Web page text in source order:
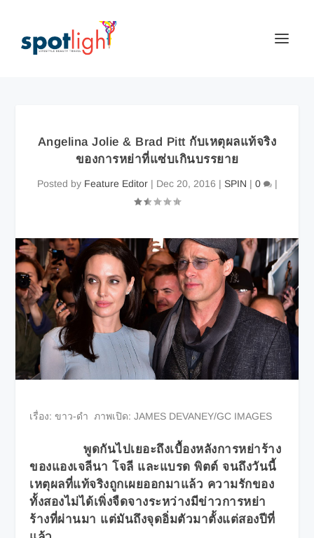
Angelina Jolie & Brad Pitt กับเหตุผลแท้จริง
ของการหย่าที่แซ่บเกินบรรยาย
Posted by Feature Editor| Dec 20, 2016 | SPIN | 0 |
เรื่อง: ขาว-ดำ ภาพเปิด: JAMES DEVANEY/GC IMAGES
พูดกันไปเยอะถึงเบื้องหลังการหย่าร้าง
ของแองเจลีนา โจลี และแบรด พิตต์ จนถึงวันนี้
เหตุผลที่แท้จริงถูกเผยออกมาแล้ว ความรักของ
ทั้งสองไม่ได้เพิ่งจืดจางระหว่างมีข่าวการหย่า
ร้างที่ผ่านมา แต่มันถึงจุดอิ่มตัวมาตั้งแต่สองปีที่